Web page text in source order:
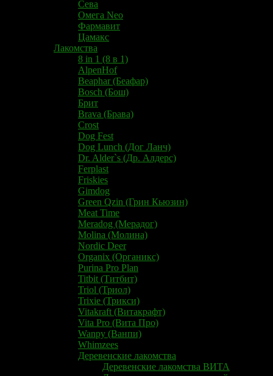
Сева
Омега Neo
Фармавит
Цамакс
Лакомства
8 in 1 (8 в 1)
AlpenHof
Beaphar (Беафар)
Bosch (Бош)
Брит
Brava (Брава)
Crost
Dog Fest
Dog Lunch (Дог Ланч)
Dr. Alder`s (Др. Алдерс)
Ferplast
Friskies
Gimdog
Green Qzin (Грин Кьюзин)
Meat Time
Meradog (Мерадог)​
Molina (Молина)
Nordic Deer
Organix (Органикс)
Purina Pro Plan
Titbit (Титбит)
Triol (Триол)
Trixie (Трикси)
Vitakraft (Витакрафт)
Vita Pro (Вита Про)
Wanpy (Ванпи)
Whimzees
Деревенские лакомства
Деревенские лакомства ВИТА